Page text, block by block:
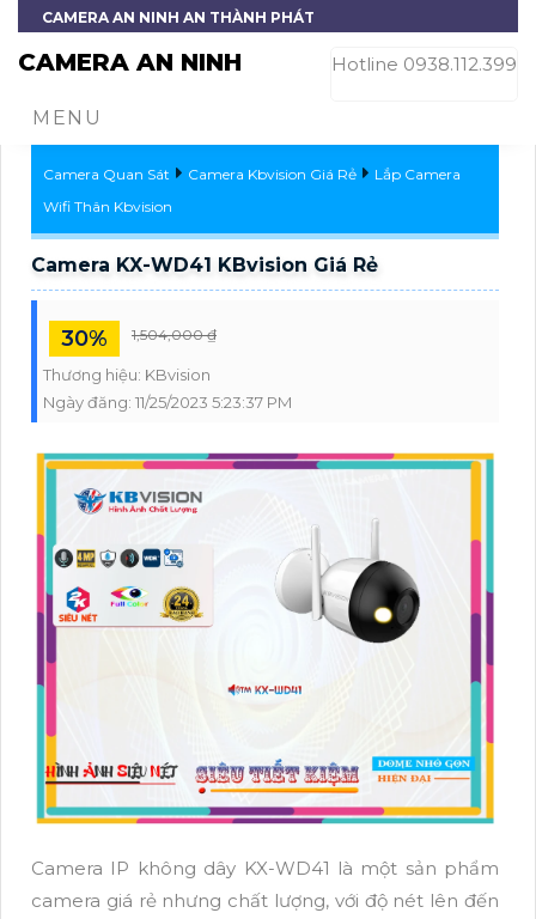
CAMERA AN NINH AN THÀNH PHÁT
CAMERA AN NINH Hotline 0938.112.399
MENU
Camera Quan Sát Camera Kbvision Giá Rẻ
Lắp Camera
Wifi Thân Kbvision
Camera KX-WD41 KBvision Giá Rẻ
30% 1,504,000 ₫
Thương hiệu: KBvision
Ngày đăng: 11/25/2023 5:23:37 PM
Camera IP không dây KX-WD41 là một sản phẩm
camera giá rẻ nhưng chất lượng, với độ nét lên đến